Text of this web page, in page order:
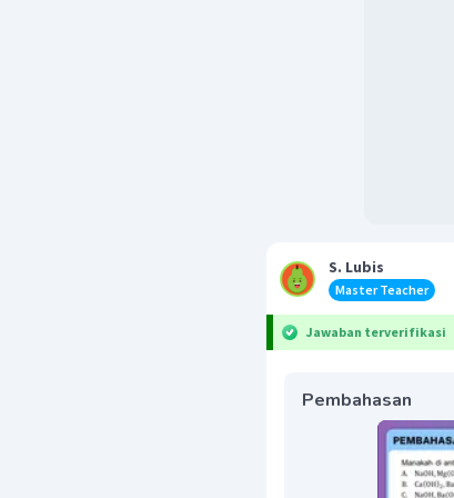
S. Lubis
Master Teacher
Jawaban terverifikasi
Pembahasan